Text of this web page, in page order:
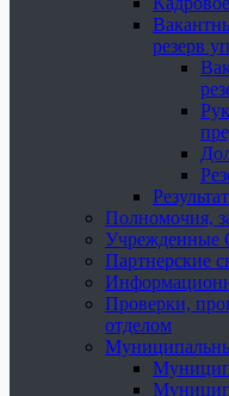
резерв
Полномочия,
Партнерские
Проверки,
отделом